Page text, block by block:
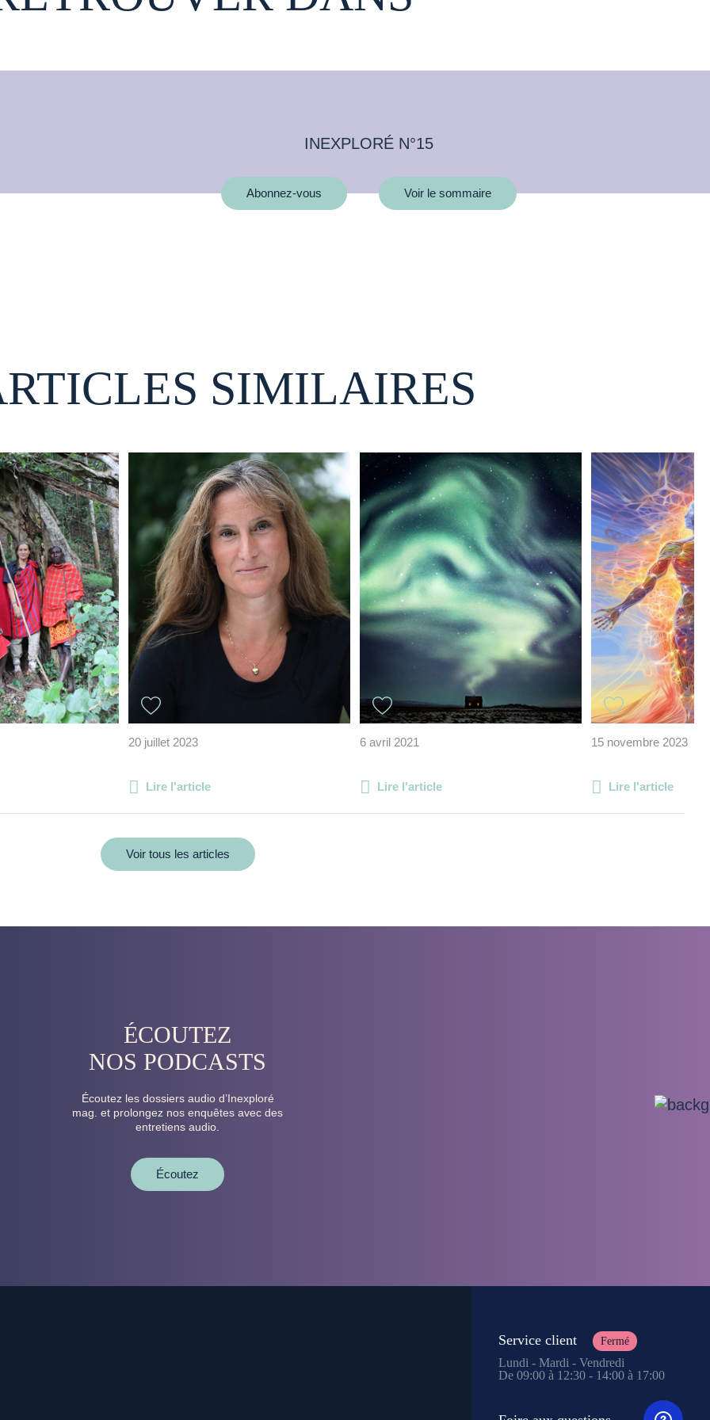
INEXPLORÉ N°15
Abonnez-vous Voir le sommaire
SIMILAIRES
20 juillet 2023
Lire l'article
6 avril 2021
Lire l'article
15 novembre 2023
Lire l'article
Voir tous les articles
ÉCOUTEZ
NOS PODCASTS
Écoutez les dossiers audio d’Inexploré
mag. et prolongez nos enquêtes avec des
entretiens audio.
Écoutez
Service client Fermé
Lundi - Mardi - Vendredi
De 09:00 à 12:30 - 14:00 à 17:00